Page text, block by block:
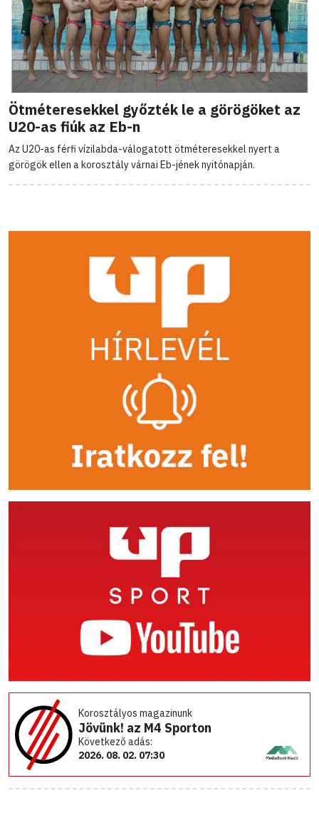
Ötméteresekkel győzték le a görögöket az
U20-as fiúk az Eb-n
Az U20-as férfi vízilabda-válogatott ötméteresekkel nyert a
görögök ellen a korosztály várnai Eb-jének nyitónapján.
Korosztályos magazinunk
Jövünk! az M4 Sporton
Következő adás:
2026. 08. 02. 07:30